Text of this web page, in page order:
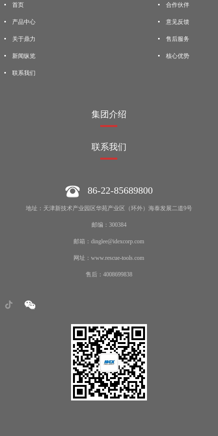
首页
产品中心
关于鼎力
新闻纵览
联系我们
合作伙伴
意见反馈
售后服务
核心优势
集团介绍
联系我们
86-22-85689800
地址：天津新技术产业园区华苑产业区（环外）海泰发展二道9号
邮编：300384
邮箱：dinglee@idexcorp.com
网址：www.rescue-tools.com
售后：4008699838